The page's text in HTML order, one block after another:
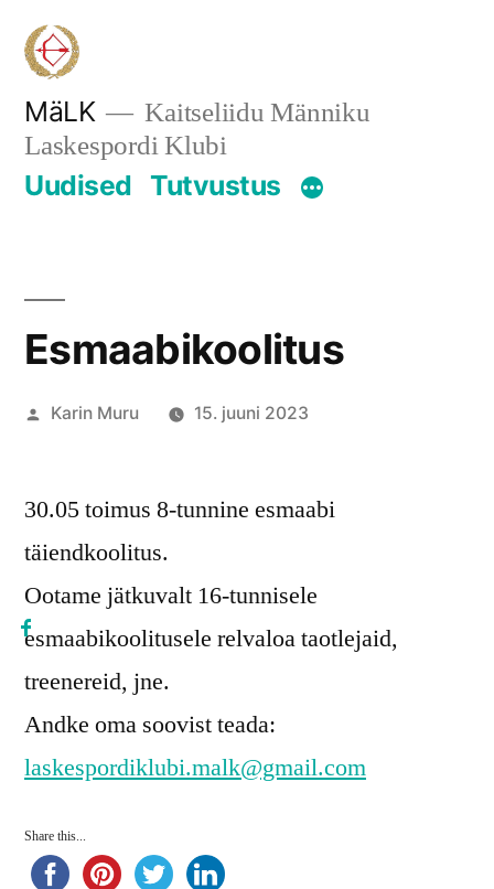
Skip
content
MäLK
Kaitseliidu Männiku
Laskespordi Klubi
Uudised Tutvustus
Esmaabikoolitus
Posted
Karin Muru 15. juuni 2023
30.05 toimus 8-tunnine esmaabi
täiendkoolitus.
Ootame jätkuvalt 16-tunnisele
esmaabikoolitusele relvaloa taotlejaid,
treenereid, jne.
Andke oma soovist teada:
laskespordiklubi.malk@gmail.com
Share this...